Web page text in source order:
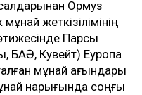
Ормуз
жеткізілімінің
Парсы
БАӘ, Кувейт) Еуропа
мұнай ағындары
нарығында соңғы